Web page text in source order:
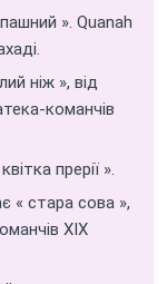
». Quanah
ніж », від
команчів
прерії ».
« стара сова »,
XIX